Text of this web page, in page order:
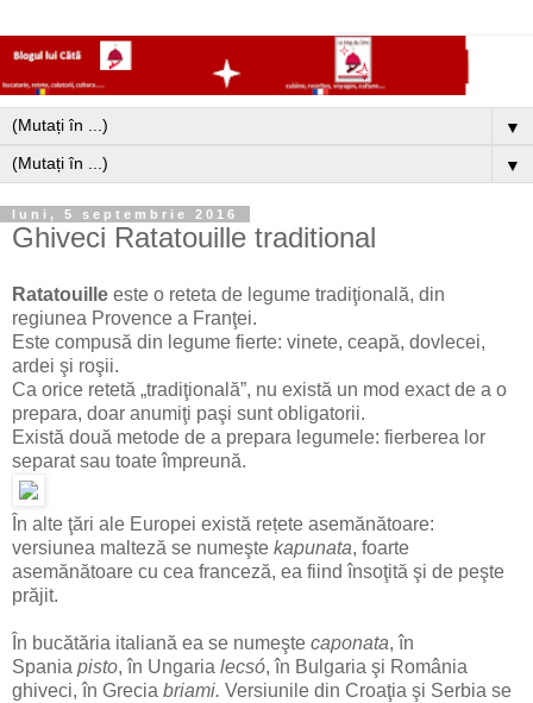
▼
▼
luni, 5 septembrie 2016
Ghiveci Ratatouille traditional
Ratatouille este o reteta de legume tradiţională, din
regiunea Provence a Franţei.
Este compusă din legume fierte: vinete, ceapă, dovlecei,
ardei şi roşii.
Ca orice retetă „tradiţională”, nu există un mod exact de a o
prepara, doar anumiţi paşi sunt obligatorii.
Există două metode de a prepara legumele: fierberea lor
separat sau toate împreună.
În alte ţări ale Europei există rețete asemănătoare:
versiunea malteză se numeşte kapunata, foarte
asemănătoare cu cea franceză, ea fiind însoţită şi de peşte
prăjit.
În bucătăria italiană ea se numeşte caponata, în
Spania pisto, în Ungaria lecsó, în Bulgaria şi România
ghiveci, în Grecia briami. Versiunile din Croaţia şi Serbia se